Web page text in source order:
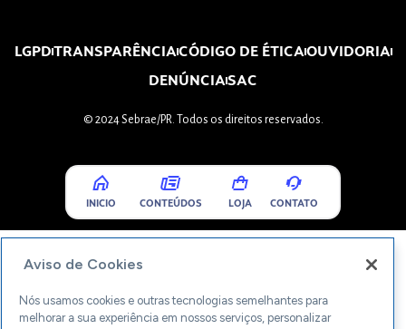
LGPDTRANSPARÊNCIACÓDIGO DE ÉTICAOUVIDORIA
DENÚNCIASAC
© 2024 Sebrae/PR. Todos os direitos reservados.
INICIO CONTEÚDOS LOJA CONTATO
Aviso de Cookies
Nós usamos cookies e outras tecnologias semelhantes para
melhorar a sua experiência em nossos serviços, personalizar